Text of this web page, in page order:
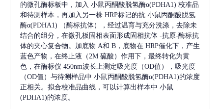
的微孔酶标板中，加入 小鼠丙酮酸脱氢酶α(PDHA1) 校准品
和待测样本，再加入另一株 HRP标记的抗 小鼠丙酮酸脱氢
酶α(PDHA1)
（酶标抗体），经过温育与充分洗涤，去除未
结合的组分，在微孔板固相表面形成固相抗体 -抗原-酶标抗
体的夹心复合物。加底物 A和 B，底物在 HRP催化下，产生
蓝色产物，在终止液（2M 硫酸）作用下，最终转化为黄
色，在酶标仪 450nm波长上测定吸光度（OD值），吸光度
（OD值）与待测样品中 小鼠丙酮酸脱氢酶α(PDHA1)的浓度
正相关。拟合校准品曲线，可以计算出样本中 小鼠
(PDHA1)的浓度。